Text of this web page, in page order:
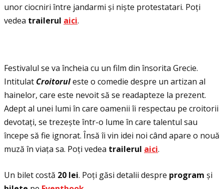
unor ciocniri între jandarmi și niște protestatari. Poţi
vedea trailerul aici.
Festivalul se va încheia cu un film din însorita Grecie.
Intitulat Croitoruleste o comedie despre un artizan al
hainelor, care este nevoit să se readapteze la prezent.
Adept al unei lumi în care oamenii îi respectau pe croitorii
devotaţi, se trezește într-o lume în care talentul sau
începe să fie ignorat. Însă îi vin idei noi când apare o nouă
muză în viaţa sa. Poţi vedea trailerul aici.
Un bilet costă 20 lei. Poţi găsi detalii despre program și